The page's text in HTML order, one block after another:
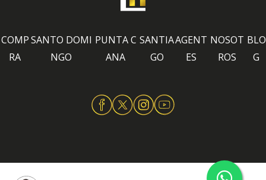
COMP
RA
SANTO DOMI
NGO
PUNTA C
ANA
SANTIA
GO
AGENT
ES
NOSOT
ROS
BLO
G